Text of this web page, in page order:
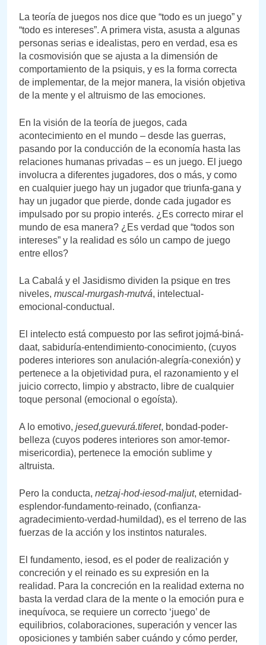
La teoría de juegos nos dice que “todo es un juego” y
“todo es intereses”. A primera vista, asusta a algunas
personas serias e idealistas, pero en verdad, esa es
la cosmovisión que se ajusta a la dimensión de
comportamiento de la psiquis, y es la forma correcta
de implementar, de la mejor manera, la visión objetiva
de la mente y el altruismo de las emociones.
En la visión de la teoría de juegos, cada
acontecimiento en el mundo – desde las guerras,
pasando por la conducción de la economía hasta las
relaciones humanas privadas – es un juego. El juego
involucra a diferentes jugadores, dos o más, y como
en cualquier juego hay un jugador que triunfa-gana y
hay un jugador que pierde, donde cada jugador es
impulsado por su propio interés. ¿Es correcto mirar el
mundo de esa manera? ¿Es verdad que “todos son
intereses” y la realidad es sólo un campo de juego
entre ellos?
La Cabalá y el Jasidismo dividen la psique en tres
niveles, muscal-murgash-mutvá, intelectual-
emocional-conductual.
El intelecto está compuesto por las sefirot jojmá-biná-
daat, sabiduría-entendimiento-conocimiento, (cuyos
poderes interiores son anulación-alegría-conexión) y
pertenece a la objetividad pura, el razonamiento y el
juicio correcto, limpio y abstracto, libre de cualquier
toque personal (emocional o egoísta).
A lo emotivo, jesed,guevurá.tiferet, bondad-poder-
belleza (cuyos poderes interiores son amor-temor-
misericordia), pertenece la emoción sublime y
altruista.
Pero la conducta, netzaj-hod-iesod-maljut, eternidad-
esplendor-fundamento-reinado, (confianza-
agradecimiento-verdad-humildad), es el terreno de las
fuerzas de la acción y los instintos naturales.
El fundamento, iesod, es el poder de realización y
concreción y el reinado es su expresión en la
realidad. Para la concreción en la realidad externa no
basta la verdad clara de la mente o la emoción pura e
inequívoca, se requiere un correcto ‘juego’ de
equilibrios, colaboraciones, superación y vencer las
oposiciones y también saber cuándo y cómo perder,